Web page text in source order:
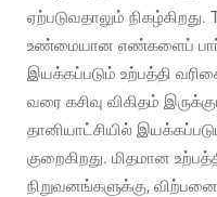
ஏற்படுவதாலும் நிகழ்கிறது.
உண்மையான எண்களைப்
இயக்கப்படும் உற்பத்தி
வரை கசிவு விகிதம்
தானியாட்சியில்
குறைகிறது. மிதமான
நிறுவனங்களுக்கு,